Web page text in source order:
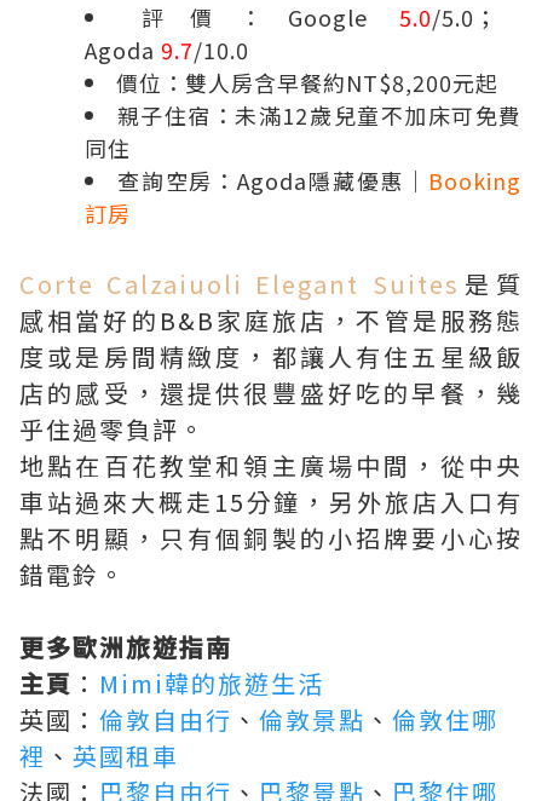
評價：Google 5.0/5.0；
Agoda 9.7/10.0
價位：雙人房含早餐約NT$8,200元起
親子住宿：未滿12歲兒童不加床可免費
同住
查詢空房：Agoda隱藏優惠 ｜ Booking
訂房
Corte Calzaiuoli Elegant Suites 是質
感相當好的B&B家庭旅店，不管是服務態
度或是房間精緻度，都讓人有住五星級飯
店的感受，還提供很豐盛好吃的早餐，幾
乎住過零負評。
地點在百花教堂和領主廣場中間，從中央
車站過來大概走15分鐘，另外旅店入口有
點不明顯，只有個銅製的小招牌要小心按
錯電鈴。
更多歐洲旅遊指南
主頁 ： Mimi韓的旅遊生活
英國： 倫敦自由行 、 倫敦景點 、 倫敦住哪
裡 、 英國租車
法國： 巴黎自由行 、 巴黎景點 、 巴黎住哪